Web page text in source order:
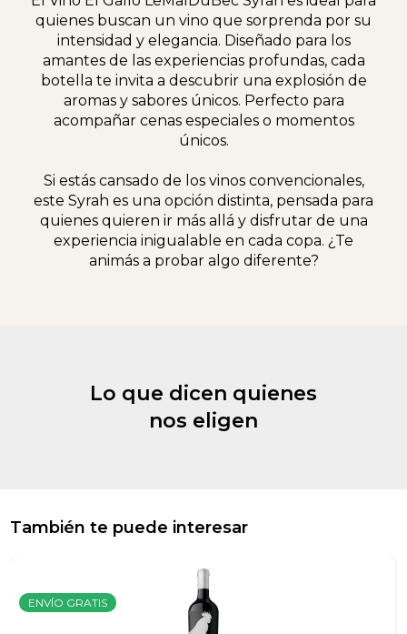
quienes buscan un vino que sorprenda por su
intensidad y elegancia. Diseñado para los
amantes de las experiencias profundas, cada
botella te invita a descubrir una explosión de
aromas y sabores únicos. Perfecto para
acompañar cenas especiales o momentos
únicos.
Si estás cansado de los vinos convencionales,
este Syrah es una opción distinta, pensada para
quienes quieren ir más allá y disfrutar de una
experiencia inigualable en cada copa. ¿Te
animás a probar algo diferente?
Lo que dicen quienes
nos eligen
También te puede interesar
ENVÍO GRATIS